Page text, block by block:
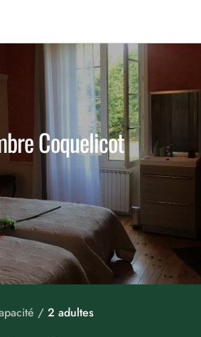
Coquelicot
/ 2 adultes